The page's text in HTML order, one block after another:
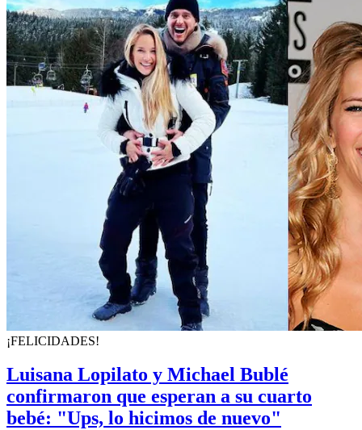
¡FELICIDADES!
Luisana Lopilato y Michael Bublé
confirmaron que esperan a su cuarto
bebé: "Ups, lo hicimos de nuevo"